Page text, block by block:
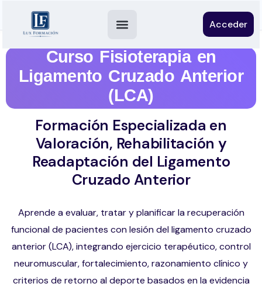
Acceder
Curso Fisioterapia en
Ligamento Cruzado Anterior
(LCA)
Formación Especializada en
Valoración, Rehabilitación y
Readaptación del Ligamento
Cruzado Anterior
Aprende a evaluar, tratar y planificar la recuperación
funcional de pacientes con lesión del ligamento cruzado
anterior (LCA), integrando ejercicio terapéutico, control
neuromuscular, fortalecimiento, razonamiento clínico y
criterios de retorno al deporte basados en la evidencia